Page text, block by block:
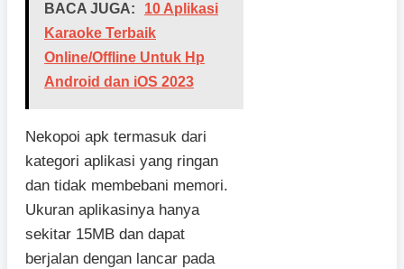
BACA JUGA:
10 Aplikasi
Karaoke Terbaik
Online/Offline Untuk Hp
Android dan iOS 2023
Nekopoi apk termasuk dari
kategori aplikasi yang ringan
dan tidak membebani memori.
Ukuran aplikasinya hanya
sekitar 15MB dan dapat
berjalan dengan lancar pada